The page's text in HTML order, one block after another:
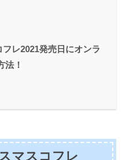
レ2021発売日にオンラ
法！
マスコフレ